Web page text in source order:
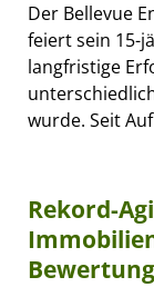
Der Bellevue
feiert sein 15-
langfristige
wurde. Seit
Rekord-